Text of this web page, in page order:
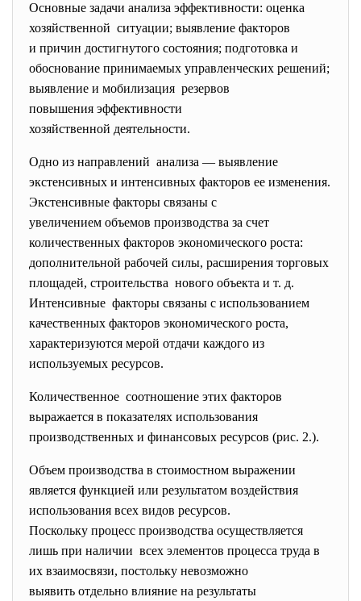
Основные задачи анализа эффективности: оценка
хозяйственной ситуации; выявление факторов
и причин достигнутого состояния; подготовка и
обоснование принимаемых управленческих решений;
выявление и мобилизация резервов
повышения эффективности
хозяйственной деятельности.
Одно из направлений анализа — выявление
экстенсивных и интенсивных факторов ее изменения.
Экстенсивные факторы связаны с
увеличением объемов производства за счет
количественных факторов экономического роста:
дополнительной рабочей силы, расширения торговых
площадей, строительства нового объекта и т. д.
Интенсивные факторы связаны с использованием
качественных факторов экономического роста,
характеризуются мерой отдачи каждого из
используемых ресурсов.
Количественное соотношение этих факторов
выражается в показателях использования
производственных и финансовых ресурсов (рис. 2.).
Объем производства в стоимостном выражении
является функцией или результатом воздействия
использования всех видов ресурсов.
Поскольку процесс производства осуществляется
лишь при наличии всех элементов процесса труда в
их взаимосвязи, постольку невозможно
выявить отдельно влияние на результаты